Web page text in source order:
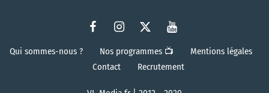
Qui sommes-nous ? Nos programmes 📺
Mentions légales
Contact
Recrutement